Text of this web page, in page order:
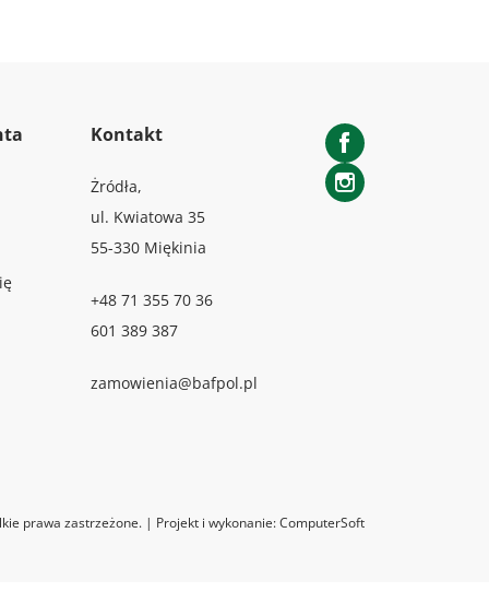
Facebook
Instagram
Kontakt
Żródła,
ul. Kwiatowa 35
55-330 Miękinia
+48 71 355 70 36
601 389 387
zamowienia@bafpol.pl
prawa zastrzeżone. | Projekt i wykonanie:ComputerSoft